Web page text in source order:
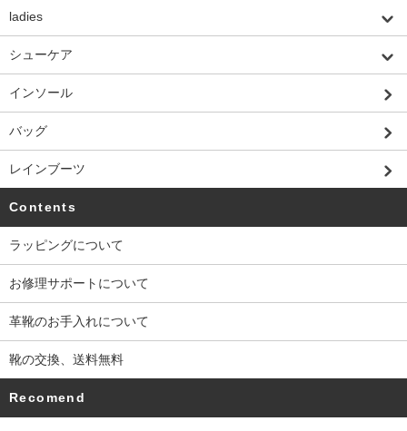
ladies
シューケア
インソール
バッグ
レインブーツ
Contents
ラッピングについて
お修理サポートについて
革靴のお手入れについて
靴の交換、送料無料
Recomend